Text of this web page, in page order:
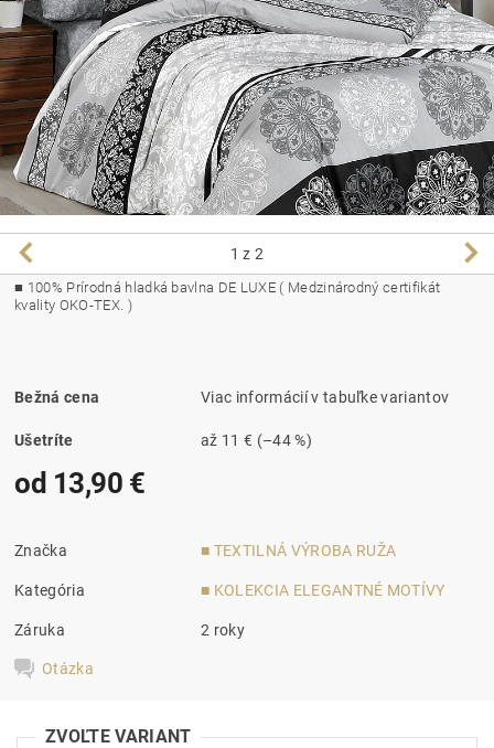
1 z 2
■ 100% Prírodná hladká bavlna DE LUXE ( Medzinárodný certifikát
kvality OKO-TEX. )
Bežná cena Viac informácií v tabuľke variantov
Ušetríte až 11 € (–44 %)
od 13,90 €
Značka ■ TEXTILNÁ VÝROBA RUŽA
Kategória ■ KOLEKCIA ELEGANTNÉ MOTÍVY
Záruka 2 roky
Otázka
ZVOĽTE VARIANT